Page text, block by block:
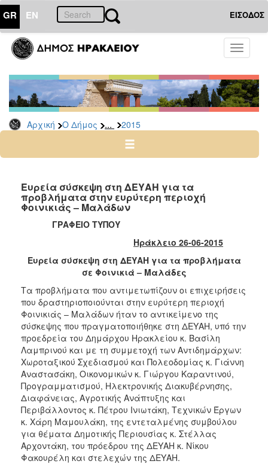
GR EN ΕΙΣΟΔΟΣ
Toggle
Αρχική Ο Δήμος ... 2015
ΔΗΜΟΣ
Δελτία
Τύπου
Αρχείο
2026
2024
2022
2021
2017
2016
2015
2013
2012
2011
2010
2006
Ευρεία σύσκεψη στη ΔΕΥΑΗ για τα
προβλήματα στην ευρύτερη περιοχή
Φοινικιάς – Μαλάδων
ΓΡΑΦΕΙΟ ΤΥΠΟY
Ηράκλειο 26-06-2015
Ευρεία σύσκεψη στη ΔΕΥΑΗ για τα προβλήματα
σε Φοινικιά – Μαλάδες
Τα προβλήματα που αντιμετωπίζουν οι επιχειρήσεις
που δραστηριοποιούνται στην ευρύτερη περιοχή
Φοινικιάς – Μαλάδων ήταν το αντικείμενο της
σύσκεψης που πραγματοποιήθηκε στη ΔΕΥΑΗ, υπό την
προεδρεία του Δημάρχου Ηρακλείου κ. Βασίλη
Λαμπρινού και με τη συμμετοχή των Αντιδημάρχων:
Χωροταξικού Σχεδιασμού και Πολεοδομίας κ. Γιάννη
Αναστασάκη, Οικονομικών κ. Γιώργου Καραντινού,
Προγραμματισμού, Ηλεκτρονικής Διακυβέρνησης,
Διαφάνειας, Αγροτικής Ανάπτυξης και
Περιβάλλοντος κ. Πέτρου Ινιωτάκη, Τεχνικών Έργων
κ. Χάρη Μαμουλάκη, της εντεταλμένης συμβούλου
για θέματα Δημοτικής Περιουσίας κ. Στέλλας
Αρχοντάκη, του πρόεδρου της ΔΕΥΑΗ κ. Νίκου
Φακουρέλη και στελεχών της ΔΕΥΑΗ.